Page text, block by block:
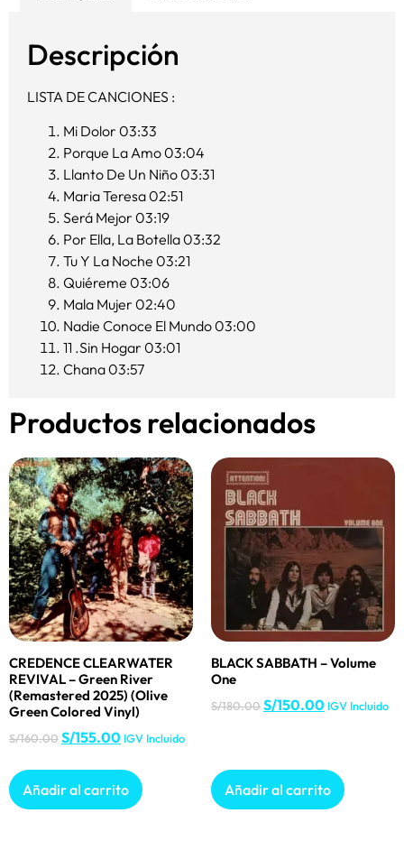
Descripción
LISTA DE CANCIONES :
Mi Dolor 03:33
Porque La Amo 03:04
Llanto De Un Niño 03:31
Maria Teresa 02:51
Será Mejor 03:19
Por Ella, La Botella 03:32
Tu Y La Noche 03:21
Quiéreme 03:06
Mala Mujer 02:40
Nadie Conoce El Mundo 03:00
11 .Sin Hogar 03:01
Chana 03:57
Productos relacionados
CREDENCE CLEARWATER
REVIVAL – Green River
(Remastered 2025) (Olive
Green Colored Vinyl)
S/160.00S/155.00 IGV Incluido
Añadir al carrito
BLACK SABBATH – Volume
One
S/180.00S/150.00 IGV Incluido
Añadir al carrito